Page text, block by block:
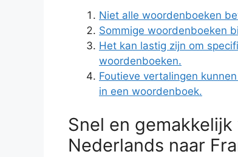
Niet alle woordenboeken
Sommige woordenboeken
Het kan lastig zijn om
woordenboeken.
Foutieve vertalingen
in een woordenboek.
Snel en
Nederlands naar